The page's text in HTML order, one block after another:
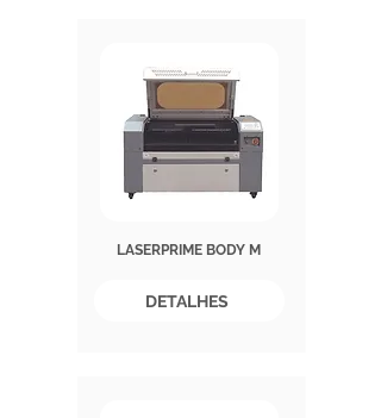
LASERPRIME BODY M
DETALHES